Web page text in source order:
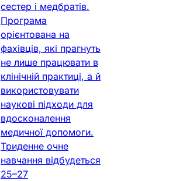
сестер і медбратів.
Програма
орієнтована на
фахівців, які прагнуть
не лише працювати в
клінічній практиці, а й
використовувати
наукові підходи для
вдосконалення
медичної допомоги.
Триденне очне
навчання відбудеться
25–27